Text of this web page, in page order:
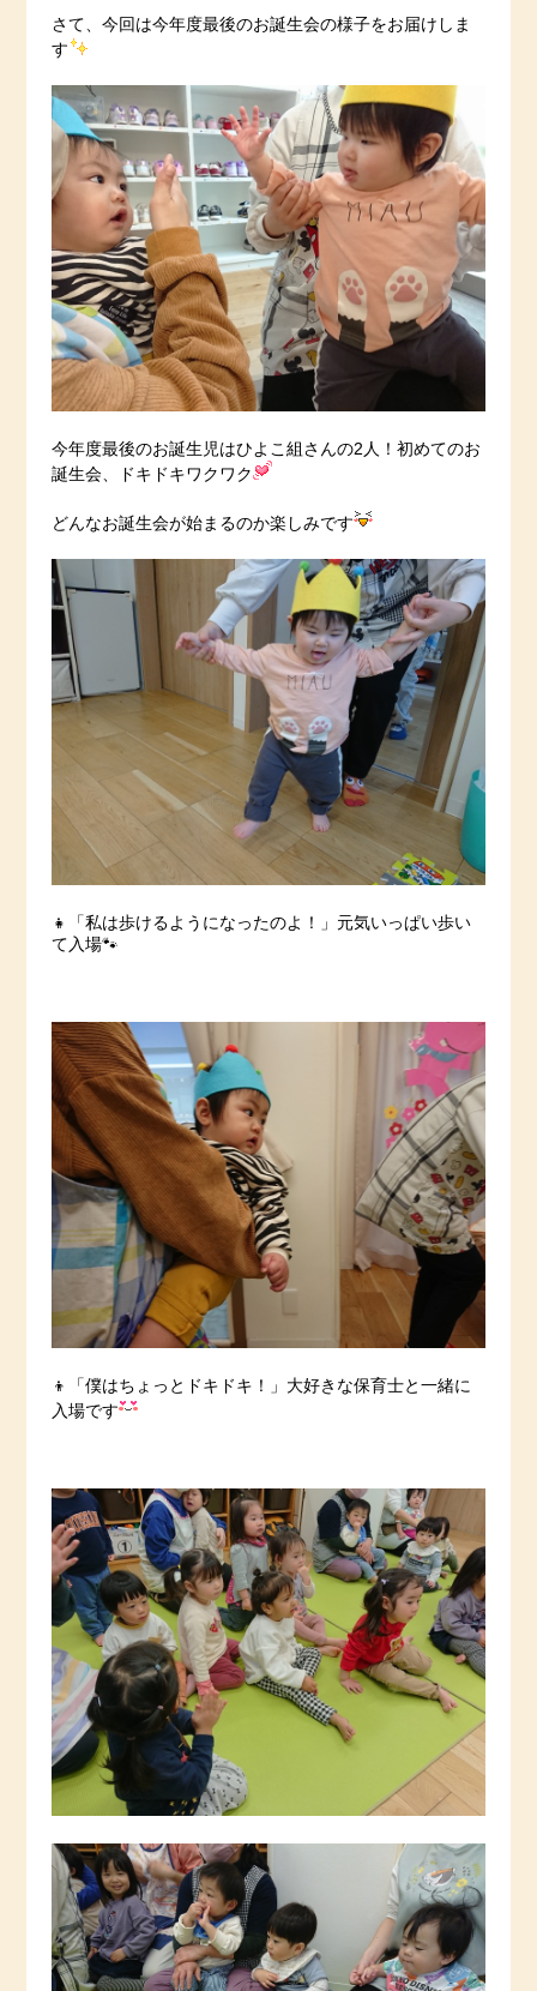
さて、今回は今年度最後のお誕生会の様子をお届けしま
す
今年度最後のお誕生児はひよこ組さんの2人！初めてのお
誕生会、ドキドキワクワク
どんなお誕生会が始まるのか楽しみです
👧「私は歩けるようになったのよ！」元気いっぱい歩い
て入場🐾
👦「僕はちょっとドキドキ！」大好きな保育士と一緒に
入場です